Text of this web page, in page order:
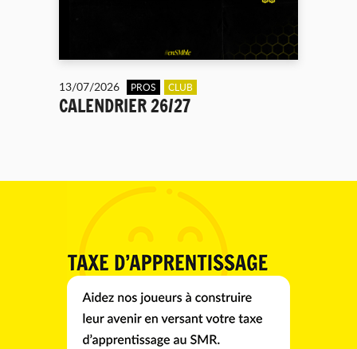
13/07/2026 PROS CLUB
CALENDRIER 26/27